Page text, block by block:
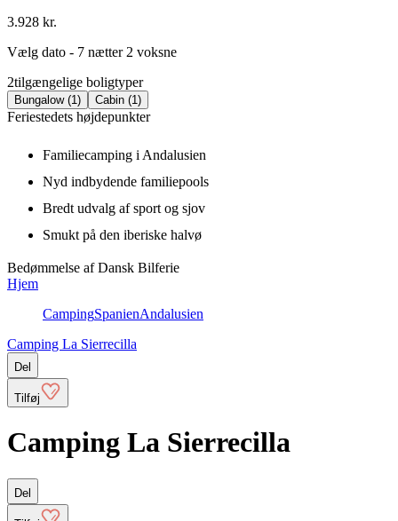
3.928 kr.
Vælg dato - 7 nætter 2 voksne
2tilgængelige boligtyper
Bungalow (1) Cabin (1)
Feriestedets højdepunkter
Familiecamping i Andalusien
Nyd indbydende familiepools
Bredt udvalg af sport og sjov
Smukt på den iberiske halvø
Bedømmelse af Dansk Bilferie
Hjem
CampingSpanienAndalusien
Camping La Sierrecilla
Del
Tilføj
Camping La Sierrecilla
Del